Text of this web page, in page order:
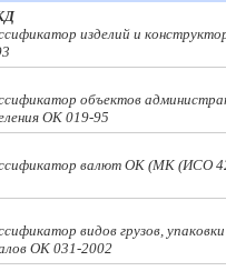
изделий и
объектов
ОК 019-95
валют ОК (МК (ИСО
видов грузов,
ОК 031-2002